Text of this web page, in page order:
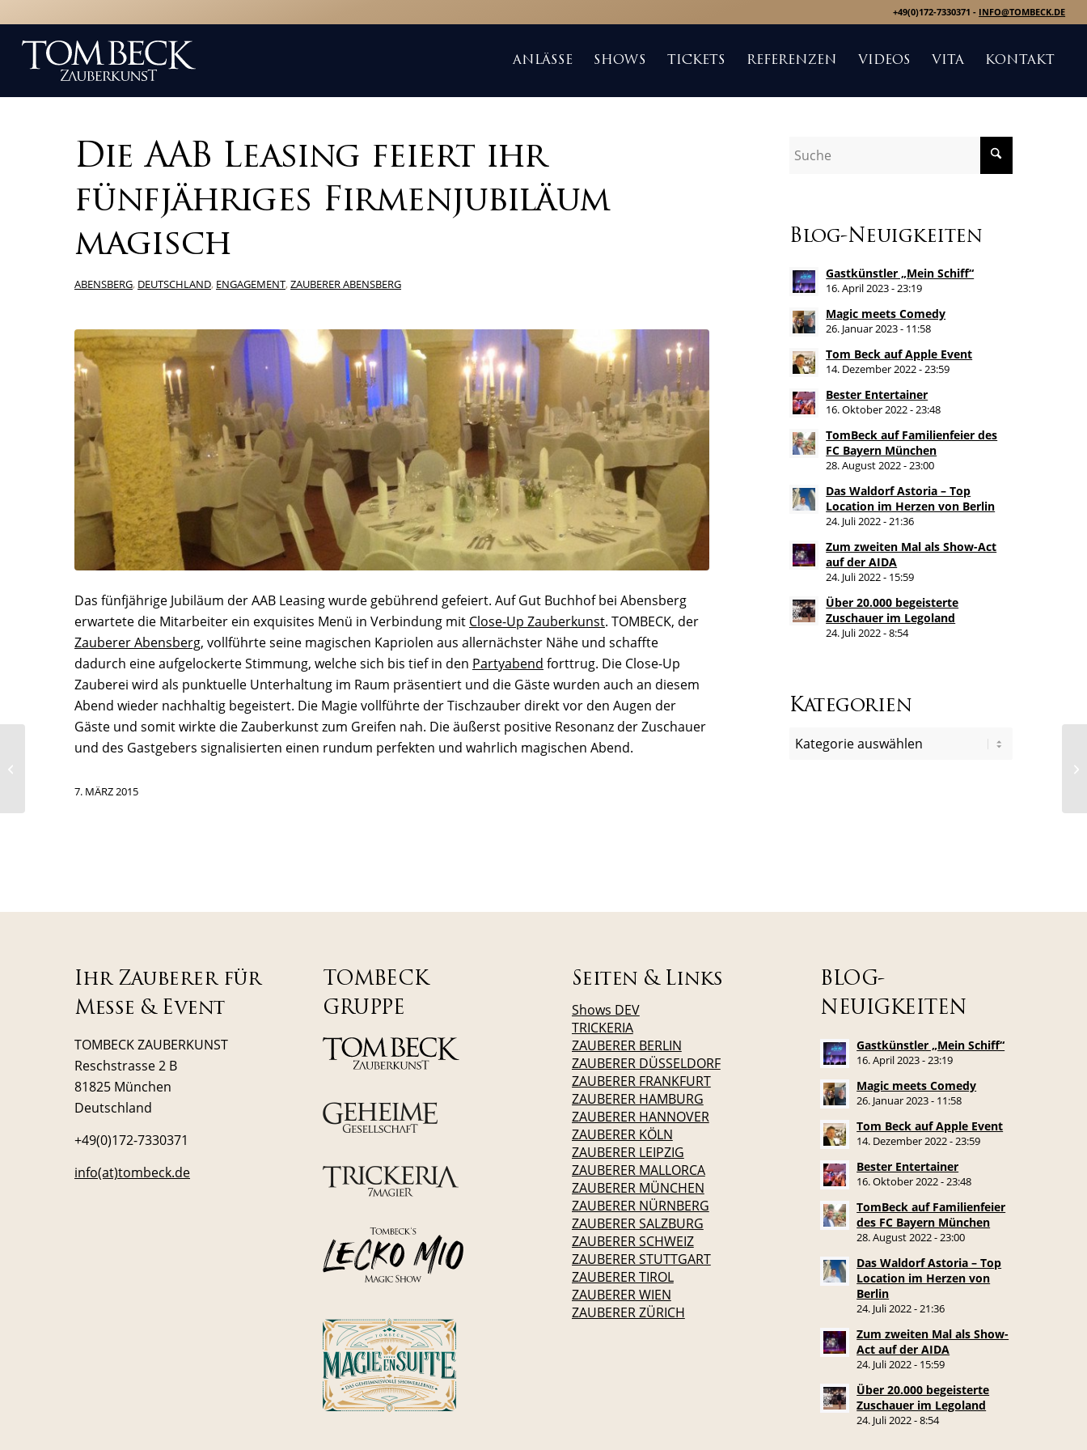
+49(0)172-7330371 - INFO@TOMBECK.DE
ANLÄSSE SHOWS TICKETS REFERENZEN VIDEOS VITA KONTAKT
Die AAB Leasing feiert ihr
fünfjähriges Firmenjubiläum
magisch
ABENSBERG, DEUTSCHLAND, ENGAGEMENT,ZAUBERER ABENSBERG
Das fünfjährige Jubiläum der AAB Leasing wurde gebührend gefeiert. Auf Gut Buchhof bei Abensberg
erwartete die Mitarbeiter ein exquisites Menü in Verbindung mit Close-Up Zauberkunst. TOMBECK, der
Zauberer Abensberg, vollführte seine magischen Kapriolen aus allernächster Nähe und schaffte
dadurch eine aufgelockerte Stimmung, welche sich bis tief in den Partyabend forttrug. Die Close-Up
Zauberei wird als punktuelle Unterhaltung im Raum präsentiert und die Gäste wurden auch an diesem
Abend wieder nachhaltig begeistert. Die Magie vollführte der Tischzauber direkt vor den Augen der
Gäste und somit wirkte die Zauberkunst zum Greifen nah. Die äußerst positive Resonanz der Zuschauer
und des Gastgebers signalisierten einen rundum perfekten und wahrlich magischen Abend.
7. MÄRZ 2015
Blog-Neuigkeiten
Gastkünstler „Mein Schiff“
16. April 2023 - 23:19
Magic meets Comedy
26. Januar 2023 - 11:58
Tom Beck auf Apple Event
14. Dezember 2022 - 23:59
Bester Entertainer
16. Oktober 2022 - 23:48
TomBeck auf Familienfeier des
FC Bayern München
28. August 2022 - 23:00
Das Waldorf Astoria – Top
Location im Herzen von Berlin
24. Juli 2022 - 21:36
Zum zweiten Mal als Show-Act
auf der AIDA
24. Juli 2022 - 15:59
Über 20.000 begeisterte
Zuschauer im Legoland
24. Juli 2022 - 8:54
Kategorien
Ihr Zauberer für
Messe & Event
TOMBECK ZAUBERKUNST
Reschstrasse 2 B
81825 München
Deutschland
+49(0)172-7330371
info(at)tombeck.de
TOMBECK
GRUPPE
Seiten & Links
Shows DEV
TRICKERIA
ZAUBERER BERLIN
ZAUBERER DÜSSELDORF
ZAUBERER FRANKFURT
ZAUBERER HAMBURG
ZAUBERER HANNOVER
ZAUBERER KÖLN
ZAUBERER LEIPZIG
ZAUBERER MALLORCA
ZAUBERER MÜNCHEN
ZAUBERER NÜRNBERG
ZAUBERER SALZBURG
ZAUBERER SCHWEIZ
ZAUBERER STUTTGART
ZAUBERER TIROL
ZAUBERER WIEN
ZAUBERER ZÜRICH
BLOG-
NEUIGKEITEN
Gastkünstler „Mein Schiff“
16. April 2023 - 23:19
Magic meets Comedy
26. Januar 2023 - 11:58
Tom Beck auf Apple Event
14. Dezember 2022 - 23:59
Bester Entertainer
16. Oktober 2022 - 23:48
TomBeck auf Familienfeier
des FC Bayern München
28. August 2022 - 23:00
Das Waldorf Astoria – Top
Location im Herzen von
Berlin
24. Juli 2022 - 21:36
Zum zweiten Mal als Show-
Act auf der AIDA
24. Juli 2022 - 15:59
Über 20.000 begeisterte
Zuschauer im Legoland
24. Juli 2022 - 8:54
Beautypress Info-Tag mit Zauberer